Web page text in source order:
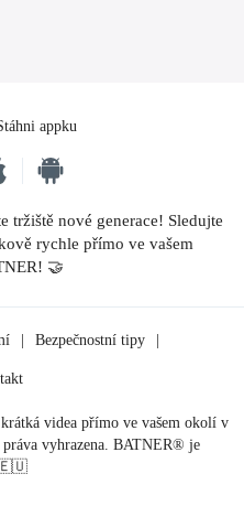
appku
tržiště nové generace! Sledujte
rychle přímo ve vašem
🤝
Bezpečnostní tipy
videa přímo ve vašem okolí v
vyhrazena. BATNER® je
🇪🇺